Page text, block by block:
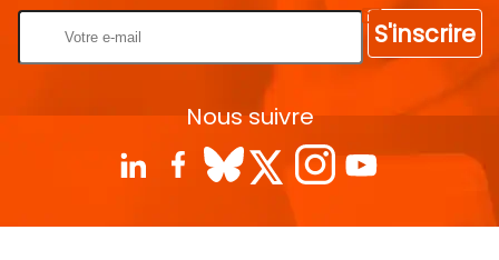
S'inscrire
Nous suivre